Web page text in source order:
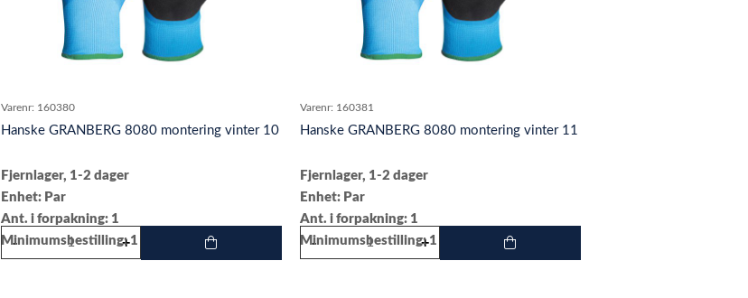
Varenr: 160380
Hanske GRANBERG 8080 montering vinter 10
Fjernlager, 1-2 dager
Enhet: Par
Ant. i forpakning: 1
Minimumsbestilling: 1
Varenr: 160381
Hanske GRANBERG 8080 montering vinter 11
Fjernlager, 1-2 dager
Enhet: Par
Ant. i forpakning: 1
Minimumsbestilling: 1